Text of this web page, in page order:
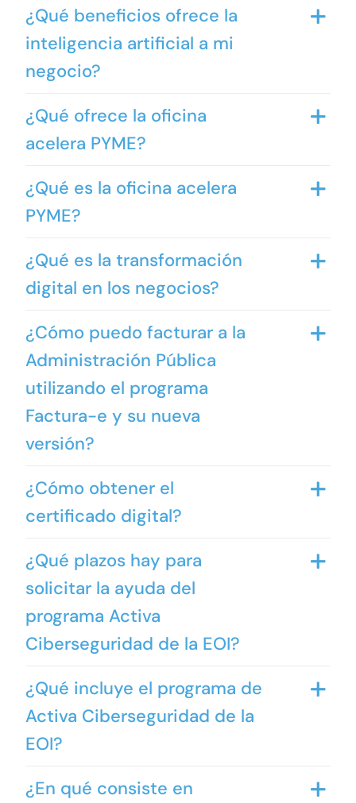
¿Qué beneficios ofrece la
inteligencia artificial a mi
negocio?
¿Qué ofrece la oficina
acelera PYME?
¿Qué es la oficina acelera
PYME?
¿Qué es la transformación
digital en los negocios?
¿Cómo puedo facturar a la
Administración Pública
utilizando el programa
Factura-e y su nueva
versión?
¿Cómo obtener el
certificado digital?
¿Qué plazos hay para
solicitar la ayuda del
programa Activa
Ciberseguridad de la EOI?
¿Qué incluye el programa de
Activa Ciberseguridad de la
EOI?
¿En qué consiste en